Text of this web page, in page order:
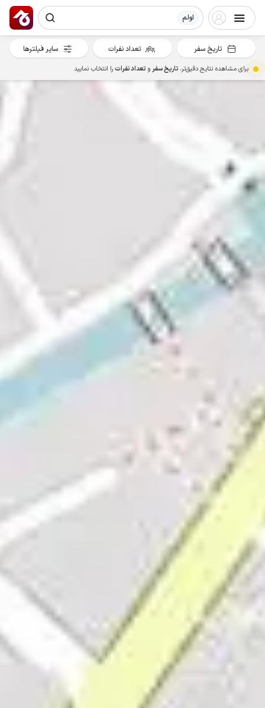
اولم
تاریخ سفر تعداد نفرات سایر فیلترها
برای مشاهده نتایج دقیق‌تر، تاریخ سفرو تعداد نفراترا انتخاب نمایید